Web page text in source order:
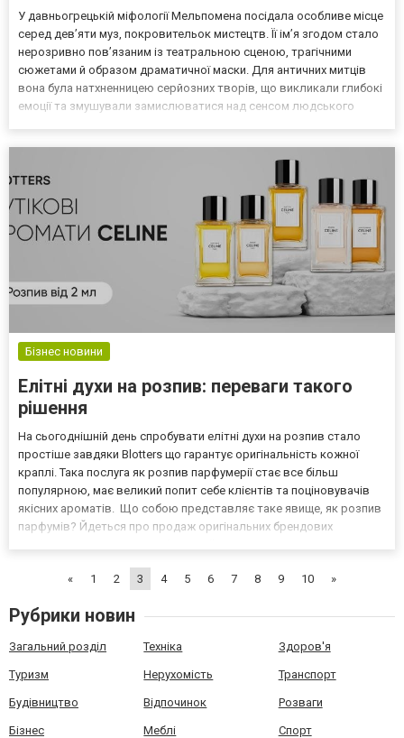
У давньогрецькій міфології Мельпомена посідала особливе місце
серед дев’яти муз, покровительок мистецтв. Її ім’я згодом стало
нерозривно пов’язаним із театральною сценою, трагічними
сюжетами й образом драматичної маски. Для античних митців
вона була натхненницею серйозних творів, що викликали глибокі
емоції та змушували замислюватися над сенсом людського
Бізнес новини
Елітні духи на розпив: переваги такого
рішення
На сьогоднішній день спробувати елітні духи на розпив стало
простіше завдяки Blotters що гарантує оригінальність кожної
краплі. Така послуга як розпив парфумерії стає все більш
популярною, має великий попит себе клієнтів та поціновувачів
якісних ароматів. Що собою представляє таке явище, як розпив
парфумів? Йдеться про продаж оригінальних брендових
«
1 2 3 4 5 6 7 8 9 10 »
Рубрики новин
Загальний розділ Техніка Здоров'я
Туризм Нерухомість Транспорт
Будівництво Відпочинок Розваги
Бізнес Меблі Спорт